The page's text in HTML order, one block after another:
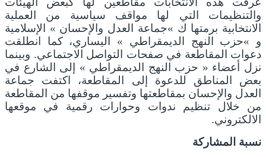
والتنظيمات التي لها مواقف سياسية من العملية
الانتخابية برمتها ك »جماعة العدل والإحسان » الإسلامية
و »حزب النهج الديمقراطي » اليساري، كما انطلقت
دعوات المقاطعة في صفحات التواصل الاجتماعي. وبينما
نزل أعضاء « حزب النهج الديمقراطي » إلى الشارع في
بعض المناطق للدعوة إلى المقاطعة، اكتفت جماعة
العدل والإحسان بمقاطعتها وتفسير موقفها من المقاطعة
من خلال تنظيم ندوات وحوارات رقمية في موقعها
الالكتروني.
نسبة المشاركة